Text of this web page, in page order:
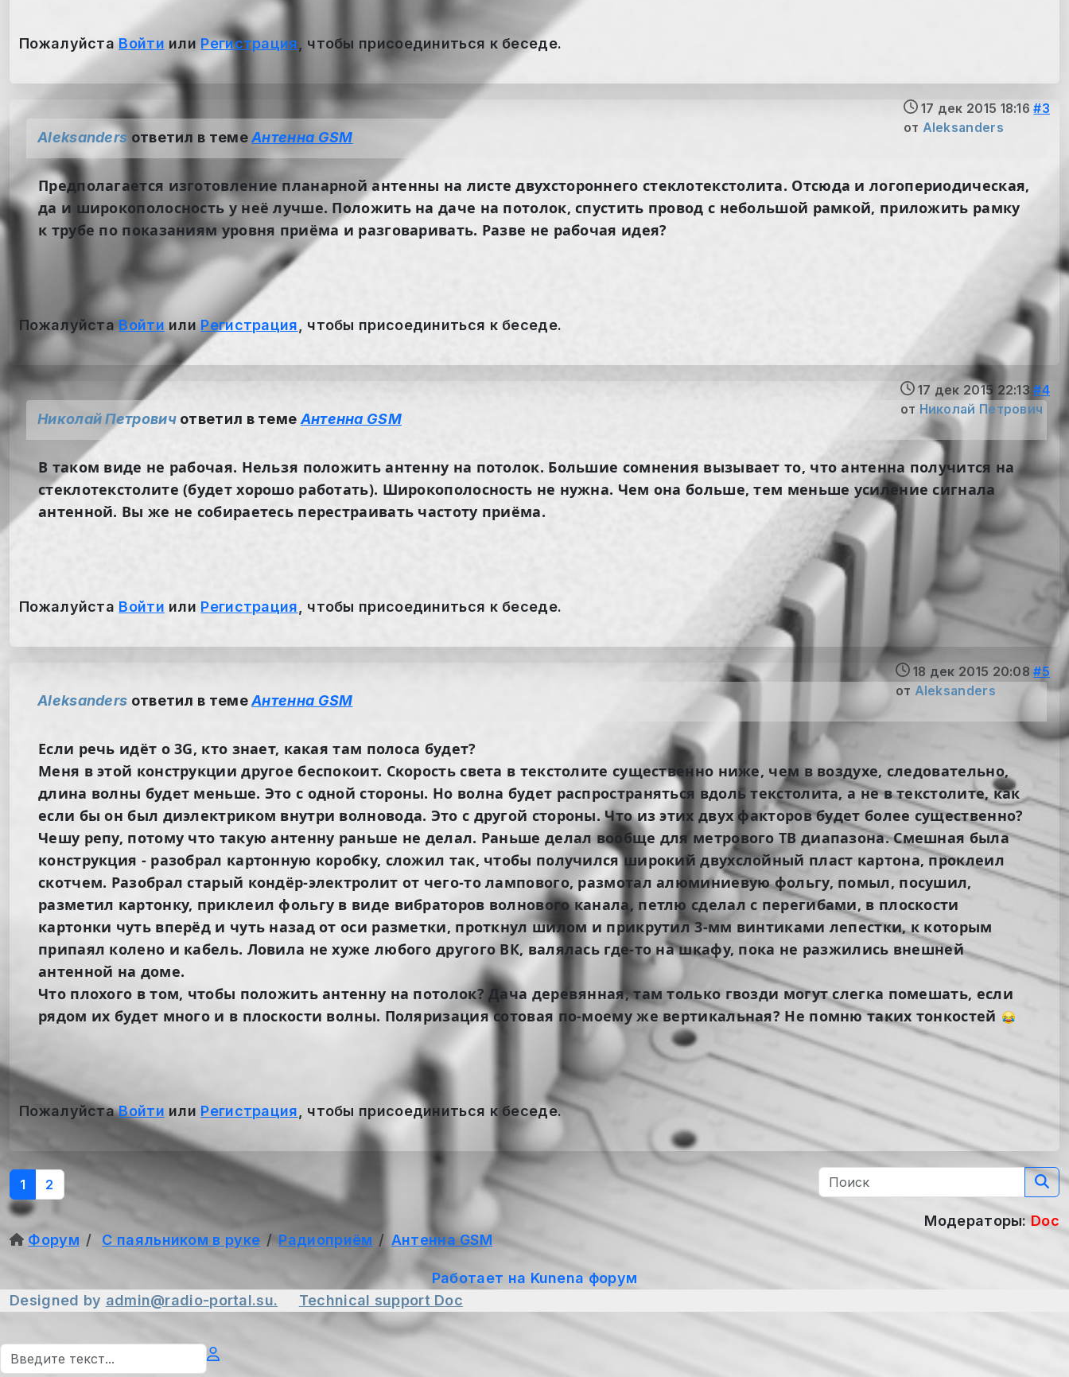
Пожалуйста Войти или Регистрация , чтобы присоединиться к беседе.
17 дек 2015 18:16 #3
от Aleksanders
Aleksanders ответил в темеАнтенна GSM
Предполагается изготовление планарной антенны на листе двухстороннего стеклотекстолита. Отсюда и логопериодическая,
да и широкополосность у неё лучше. Положить на даче на потолок, спустить провод с небольшой рамкой, приложить рамку
к трубе по показаниям уровня приёма и разговаривать. Разве не рабочая идея?
Пожалуйста Войти или Регистрация , чтобы присоединиться к беседе.
17 дек 2015 22:13 #4
от Николай Петрович
Николай Петровичответил в теме Антенна GSM
В таком виде не рабочая. Нельзя положить антенну на потолок. Большие сомнения вызывает то, что антенна получится на
стеклотекстолите (будет хорошо работать). Широкополосность не нужна. Чем она больше, тем меньше усиление сигнала
антенной. Вы же не собираетесь перестраивать частоту приёма.
Пожалуйста Войти или Регистрация , чтобы присоединиться к беседе.
18 дек 2015 20:08 #5
от Aleksanders
Aleksanders ответил в темеАнтенна GSM
Если речь идёт о 3G, кто знает, какая там полоса будет?
Меня в этой конструкции другое беспокоит. Скорость света в текстолите существенно ниже, чем в воздухе, следовательно,
длина волны будет меньше. Это с одной стороны. Но волна будет распространяться вдоль текстолита, а не в текстолите, как
если бы он был диэлектриком внутри волновода. Это с другой стороны. Что из этих двух факторов будет более существенно?
Чешу репу, потому что такую антенну раньше не делал. Раньше делал вообще для метрового ТВ диапазона. Смешная была
конструкция - разобрал картонную коробку, сложил так, чтобы получился широкий двухслойный пласт картона, проклеил
скотчем. Разобрал старый кондёр-электролит от чего-то лампового, размотал алюминиевую фольгу, помыл, посушил,
разметил картонку, приклеил фольгу в виде вибраторов волнового канала, петлю сделал с перегибами, в плоскости
картонки чуть вперёд и чуть назад от оси разметки, проткнул шилом и прикрутил 3-мм винтиками лепестки, к которым
припаял колено и кабель. Ловила не хуже любого другого ВК, валялась где-то на шкафу, пока не разжились внешней
антенной на доме.
Что плохого в том, чтобы положить антенну на потолок? Дача деревянная, там только гвозди могут слегка помешать, если
рядом их будет много и в плоскости волны. Поляризация сотовая по-моему же вертикальная? Не помню таких тонкостей
ПожалуйстаВойти или Регистрация , чтобы присоединиться к беседе.
1 2
Модераторы: Doc
Форум
С паяльником в руке Радиоприём Антенна GSM
Работает на Kunena форум
Designed by admin@radio-portal.su. Technical support Doc
Поиск